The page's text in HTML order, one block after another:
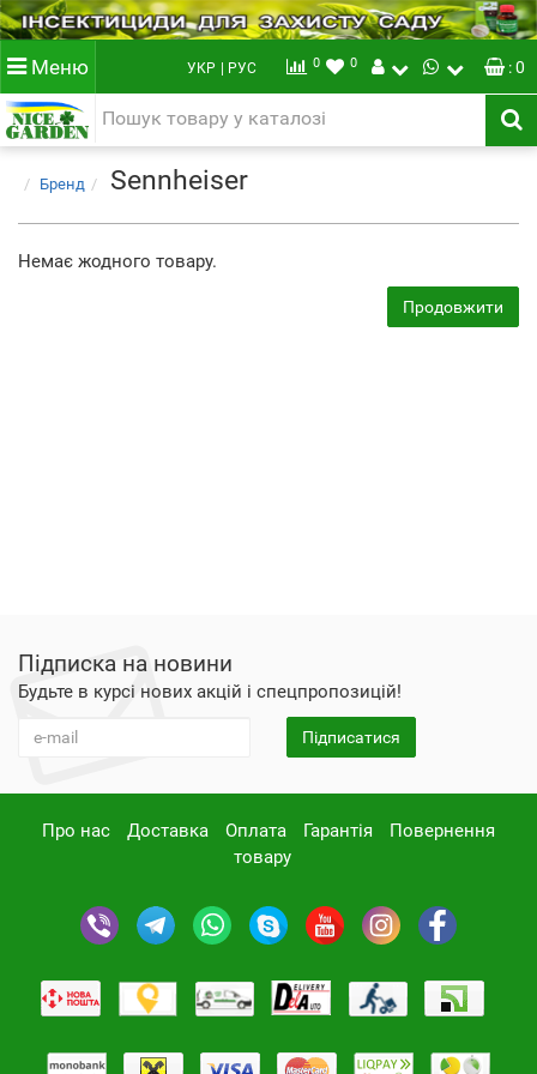
Меню УКР | РУС 0 0 : 0
Бренд Sennheiser
Немає жодного товару.
Продовжити
Підписка на новини
Будьте в курсі нових акцій і спецпропозицій!
Підписатися
Про нас Доставка Оплата Гарантія
Повернення
товару